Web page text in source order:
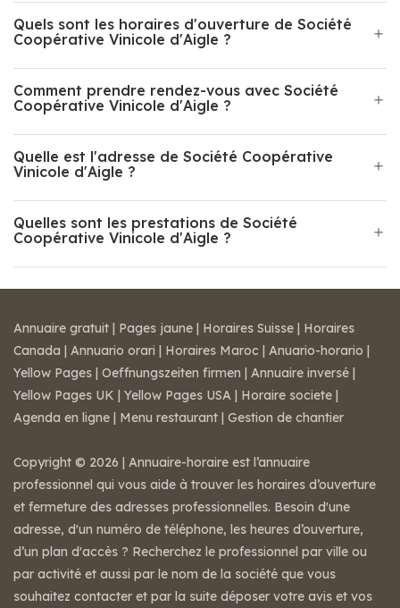
Quels sont les horaires d'ouverture de Société
Coopérative Vinicole d'Aigle ?
Comment prendre rendez-vous avec Société
Coopérative Vinicole d'Aigle ?
Quelle est l'adresse de Société Coopérative
Vinicole d'Aigle ?
Quelles sont les prestations de Société
Coopérative Vinicole d'Aigle ?
Annuaire gratuit | Pages jaune | Horaires Suisse | Horaires
Canada | Annuario orari | Horaires Maroc | Anuario-horario |
Yellow Pages | Oeffnungszeiten firmen | Annuaire inversé |
Yellow Pages UK | Yellow Pages USA | Horaire societe |
Agenda en ligne | Menu restaurant | Gestion de chantier
Copyright © 2026 | Annuaire-horaire est l’annuaire
professionnel qui vous aide à trouver les horaires d’ouverture
et fermeture des adresses professionnelles. Besoin d'une
adresse, d'un numéro de téléphone, les heures d’ouverture,
d’un plan d'accès ? Recherchez le professionnel par ville ou
par activité et aussi par le nom de la société que vous
souhaitez contacter et par la suite déposer votre avis et vos